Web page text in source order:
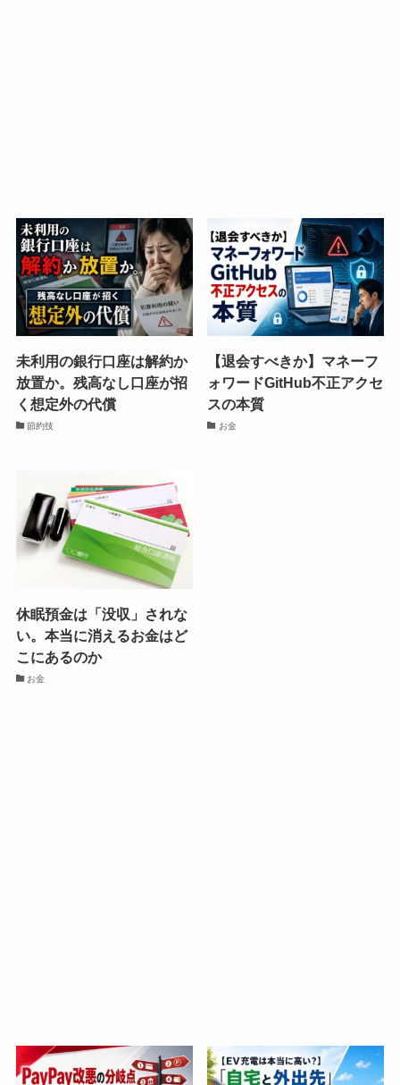
未利用の銀行口座は解約か
放置か。残高なし口座が招
く想定外の代償
節約技
【退会すべきか】マネーフ
ォワードGitHub不正アクセ
スの本質
お金
休眠預金は「没収」されな
い。本当に消えるお金はど
こにあるのか
お金